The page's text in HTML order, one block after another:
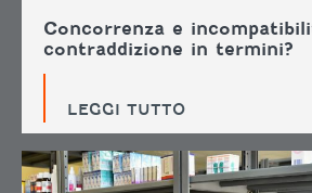
Concorrenza e
contraddizione in termini?
LEGGI TUTTO